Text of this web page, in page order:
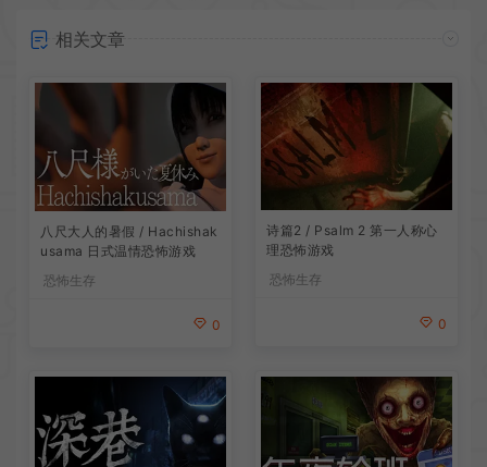
相关文章
八尺大人的暑假 / Hachishak
usama 日式温情恐怖游戏
恐怖生存
0
诗篇2 / Psalm 2 第一人称心
理恐怖游戏
恐怖生存
0